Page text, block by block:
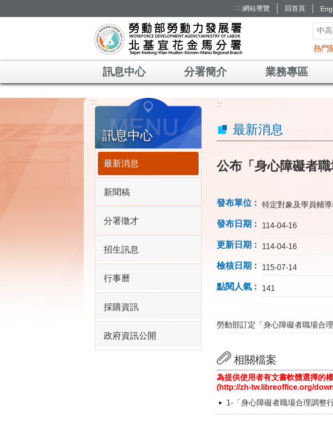
::: 網站導覽 回首頁
熱門
訊息中心 分署簡介 業務專區
:::
訊息中心
最新消息
新聞稿
分署徵才
招生訊息
行事曆
採購資訊
政府資訊公開
:::
最新消息
公布「身心障礙者職
發布單位 特定對象及學員輔
發布日期 114-04-16
更新日期 114-04-16
檢核日期 115-07-14
點閱人氣 141
勞動部訂定「身心障礙者職場合
相關檔案
為提供使用者有文書軟體選擇的
(http://zh-tw.libreoffice.org/
1-「身心障礙者職場合理調整